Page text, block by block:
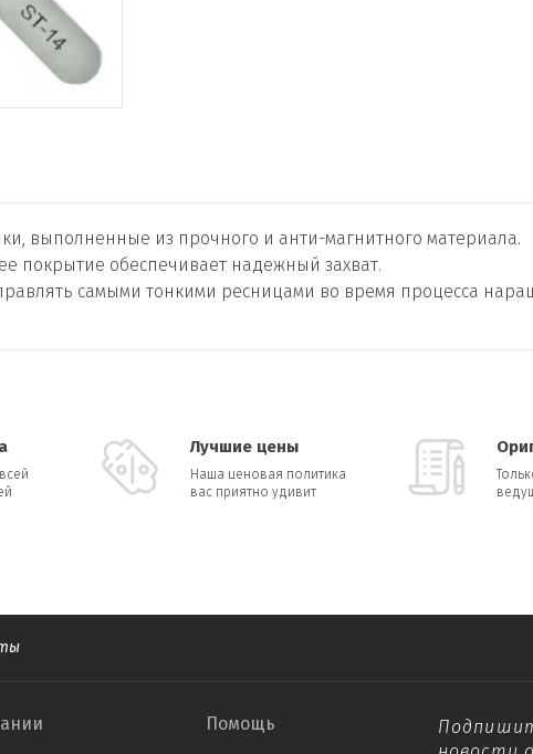
выполненные из прочного и анти-магнитного материала.
покрытие обеспечивает надежный захват.
самыми тонкими ресницами во время процесса
Лучшие цены
Наша ценовая политика
вас приятно удивит
Помощь